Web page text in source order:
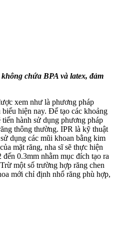
chứa BPA và latex, đảm
xem như là phương pháp
hiện nay. Để tạo các khoảng
tiến hành sử dụng phương pháp
thông thường. IPR là kỹ thuật
dụng các mũi khoan bằng kim
mặt răng, nha sĩ sẽ thực hiện
0.3mm nhằm mục đích tạo ra
một số trường hợp răng chen
mới chỉ định nhổ răng phù hợp,